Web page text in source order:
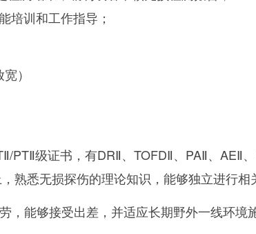
培训和工作指导；
）
PTⅡ级证书，有DRⅡ、TOFDⅡ、PAⅡ、AEⅡ
熟悉无损探伤的理论知识，能够独立进行相
，能够接受出差，并适应长期野外一线环境